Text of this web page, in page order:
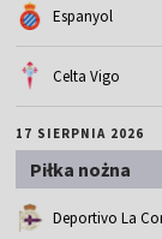
Espanyol
Celta Vigo
17 SIERPNIA 2026
Piłka nożna
Deportivo La